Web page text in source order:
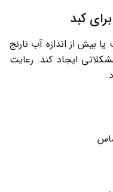
کبد
بیش از اندازه آب نارنج
ایجاد کند. رعایت